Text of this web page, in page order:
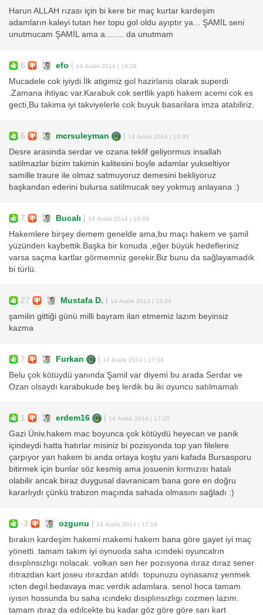
Harun ALLAH rızası için bi kere bir maç kurtar kardeşim
adamların kaleyi tutan her topu gol oldu ayıptır ya... ŞAMİL seni
unutmucam ŞAMİL ama a........ da unutmam
6 efo | 14 Aralık 2014 | 19:38
Mucadele cok iyiydi.İlk atigimiz gol hazirlanis olarak superdi
.Zamana ihtiyac var.Karabuk cok sertlik yapti hakem acemi cok es
gecti,Bu takima iyi takviyelerle cok buyuk basarilara imza atabiliriz.
6 mcrsuleyman | 14 Aralık 2014 | 19:35
Desre arasinda serdar ve ozana teklif geliyormus insallah
satilmazlar bizim takimin kalitesini boyle adamlar yukseltiyor
samille traure ile olmaz satmuyoruz demesini bekliyoruz
başkandan ederini bulursa satilmucak sey yokmuş anlayana :)
7 Bucalı | 14 Aralık 2014 | 18:49
Hakemlere birşey demem genelde ama,bu maçı hakem ve şamil
yüzünden kaybettik.Başka bir konuda ,eğer büyük hedefleriniz
varsa saçma kartlar görmemniz gerekir.Biz bunu da sağlayamadık
bi türlü.
27 Mustafa D. | 14 Aralık 2014 | 18:24
şamilin gittiği günü milli bayram ilan etmemiz lazım beyinsiz
kazma
7 Furkan | 14 Aralık 2014 | 17:34
Belu çok kötüydü yanında Şamil var diyemi bu arada Serdar ve
Ozan olsaydı karabukude beş lerdik bu iki oyuncu satılmamalı
1 erdem16 | 14 Aralık 2014 | 17:20
Gazi Üniv.hakem mac boyunca çok kötüydü heyecan ve panik
içindeydi hatta hatırlar misiniz bi pozisyonda top yan filelere
çarpıyor yan hakem bi anda ortaya koştu yani kafada Bursasporu
bitirmek için bunlar söz kesmiş ama josuenin kırmızısı hatalı
olabilir ancak biraz duygusal davranicam bana gore en doğru
kararlıydı çünkü trabzon maçında sahada olmasını sağladı :)
-3 ozgunu | 14 Aralık 2014 | 17:18
bırakın kardeşim hakemi makemi hakem bana göre gayet iyi maç
yönetti. tamam takım iyi oynuoda saha ıcındeki oyuncalrın
dısıplınsızlıgı nolacak. volkan sen her pozısyona ıtıraz ıtıraz sener
ıtıtrazdan kart joseu ıtırazdan atıldı. topunuzu oynasanız yenmek
ıcten degıl.bedavaya mac verdık adamlara. senol hoca tamam
ıyısın hossunda bu saha ıcındekı dısıplınsızlıgı cozmen lazım.
tamam ıtıraz da edılcekte bu kadar göz göre göre sarı kart